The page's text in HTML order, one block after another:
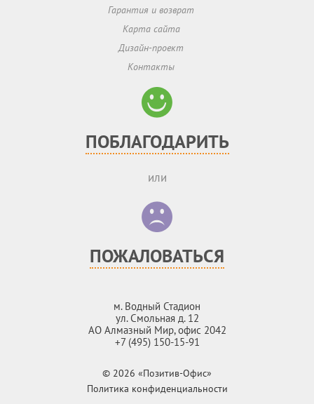
Гарантия и возврат
Карта сайта
Дизайн-проект
Контакты
ПОБЛАГОДАРИТЬ
или
ПОЖАЛОВАТЬСЯ
м. Водный Стадион
ул. Смольная д. 12
АО Алмазный Мир, офис 2042
+7 (495) 150-15-91
© 2026 «Позитив-Офис»
Политика конфиденциальности